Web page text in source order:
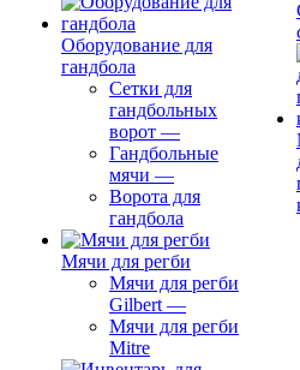
Оборудование для
гандбола
Сетки для
гандбольных
ворот —
Гандбольные
мячи —
Ворота для
гандбола
Мячи для регби
Мячи для регби
Gilbert —
Мячи для регби
Mitre